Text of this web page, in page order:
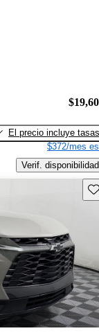
El precio incluye tasas
$372/mes
Verif. disponibilidad